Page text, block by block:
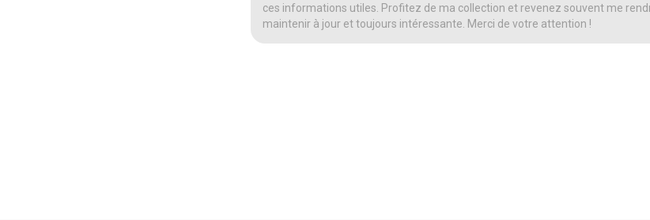
ces informations utiles. Profitez de ma collection et revenez souvent me
maintenir à jour et toujours intéressante. Merci de votre attention !